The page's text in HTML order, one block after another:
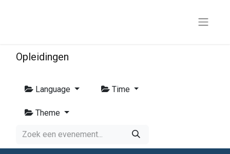
Opleidingen
Language Time
Theme